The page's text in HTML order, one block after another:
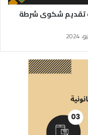
تقديم شكوى شرطة